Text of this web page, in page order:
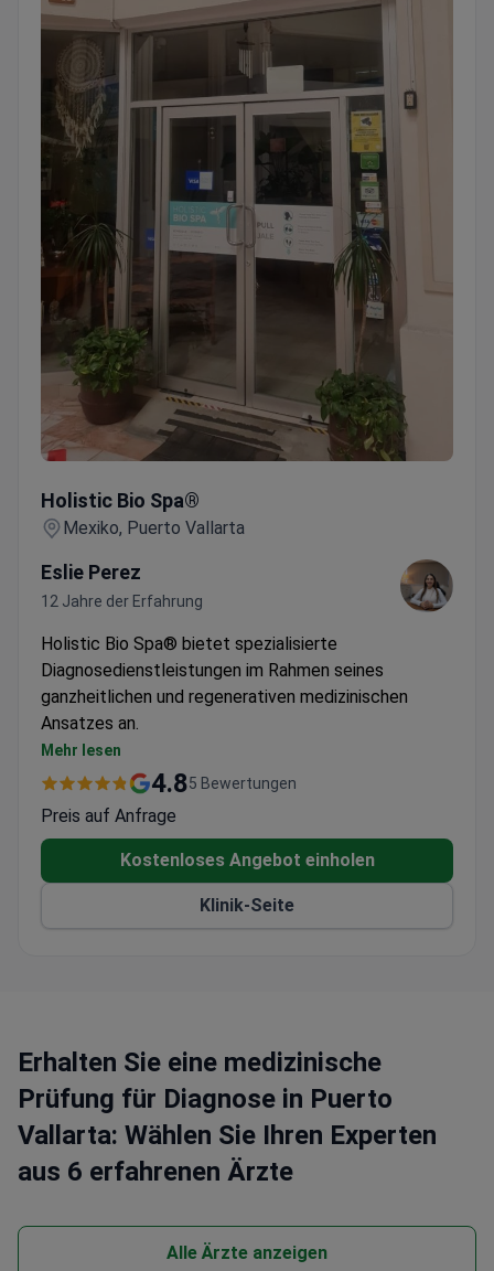
Holistic Bio Spa®
Mexiko, Puerto Vallarta
Eslie Perez
12 Jahre der Erfahrung
Holistic Bio Spa® bietet spezialisierte
Diagnosedienstleistungen im Rahmen seines
ganzheitlichen und regenerativen medizinischen
Ansatzes an.
Bietet fortschrittliche Diagnosewerkzeuge,
einschließlich Plasmapherese und Exosomen-
Therapie
Spezialisiert auf alternative Diagnoseansätze für
eine umfassende Gesundheitsbewertung
Betreut internationale Patienten mit vielfältigen
diagnostischen Bedürfnissen
Mehr lesen
4.85 Bewertungen
Preis auf Anfrage
Kostenloses Angebot einholen
Klinik-Seite
Erhalten Sie eine medizinische
Prüfung für Diagnose in Puerto
Vallarta: Wählen Sie Ihren Experten
aus 6 erfahrenen Ärzte
Alle Ärzte anzeigen